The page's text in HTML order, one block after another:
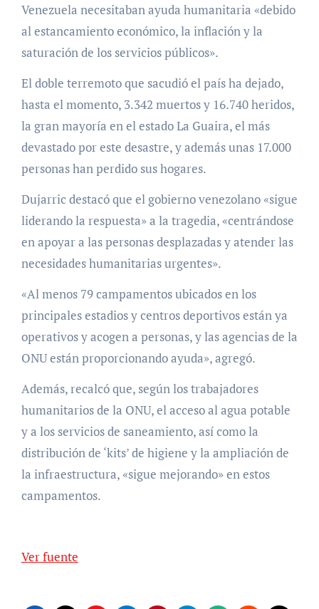
Venezuela necesitaban ayuda humanitaria «debido
al estancamiento económico, la inflación y la
saturación de los servicios públicos».
El doble terremoto que sacudió el país ha dejado,
hasta el momento, 3.342 muertos y 16.740 heridos,
la gran mayoría en el estado La Guaira, el más
devastado por este desastre, y además unas 17.000
personas han perdido sus hogares.
Dujarric destacó que el gobierno venezolano «sigue
liderando la respuesta» a la tragedia, «centrándose
en apoyar a las personas desplazadas y atender las
necesidades humanitarias urgentes».
«Al menos 79 campamentos ubicados en los
principales estadios y centros deportivos están ya
operativos y acogen a personas, y las agencias de la
ONU están proporcionando ayuda», agregó.
Además, recalcó que, según los trabajadores
humanitarios de la ONU, el acceso al agua potable
y a los servicios de saneamiento, así como la
distribución de ‘kits’ de higiene y la ampliación de
la infraestructura, «sigue mejorando» en estos
campamentos.
Ver fuente